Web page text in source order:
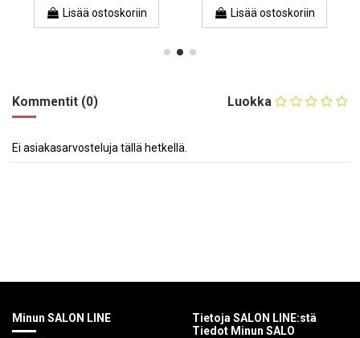
Lisää ostoskoriin
Lisää ostoskoriin
Luokka
Kommentit (0)
Ei asiakasarvosteluja tällä hetkellä.
Minun SALON LINE
Tietoja SALON LINE:stä
Tiedot Minun SALO